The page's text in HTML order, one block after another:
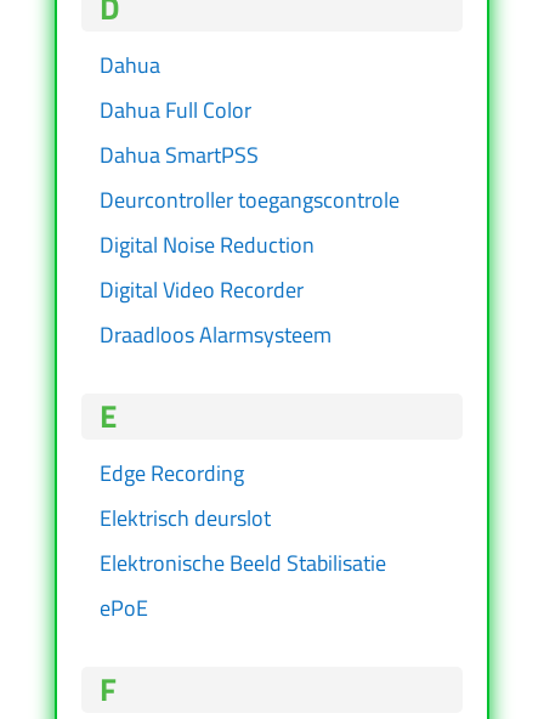
Dahua
Dahua Full Color
Dahua SmartPSS
Deurcontroller toegangscontrole
Digital Noise Reduction
Digital Video Recorder
Draadloos Alarmsysteem
E
Edge Recording
Elektrisch deurslot
Elektronische Beeld Stabilisatie
ePoE
F